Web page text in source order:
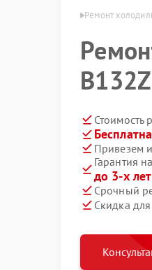
Санкт-Петербурге Ремонт
Стоимость
Привезем
Гарантия
до 3-х лет
Срочный
Скидка